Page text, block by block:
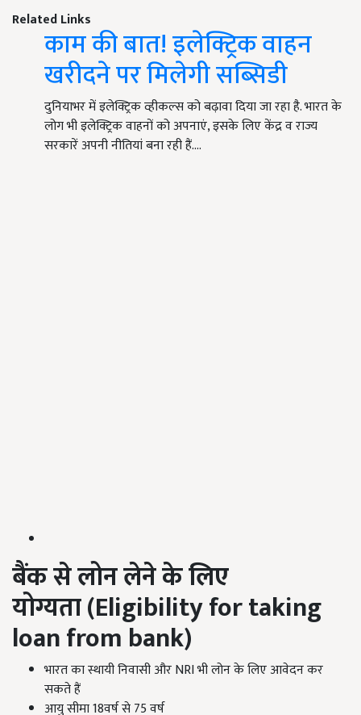
Related Links
काम की बात! इलेक्ट्रिक वाहन
खरीदने पर मिलेगी सब्सिडी
दुनियाभर में इलेक्ट्रिक व्हीकल्स को बढ़ावा दिया जा रहा है. भारत के
लोग भी इलेक्ट्रिक वाहनों को अपनाएं, इसके लिए केंद्र व राज्य
सरकारें अपनी नीतियां बना रही हैं.…
बैंक से लोन लेने के लिए
योग्यता(Eligibility for taking
loan from bank)
भारत का स्थायी निवासी और NRI भी लोन के लिए आवेदन कर
सकते हैं
आयु सीमा 18वर्ष से 75 वर्ष